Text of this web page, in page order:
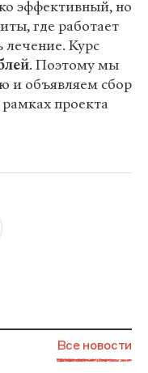
эффективный, но
где работает
лечение. Курс
. Поэтому мы
и объявляем сбор
проекта
Все новости